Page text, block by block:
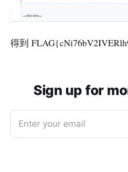
得到
Sign up for
Enter your email